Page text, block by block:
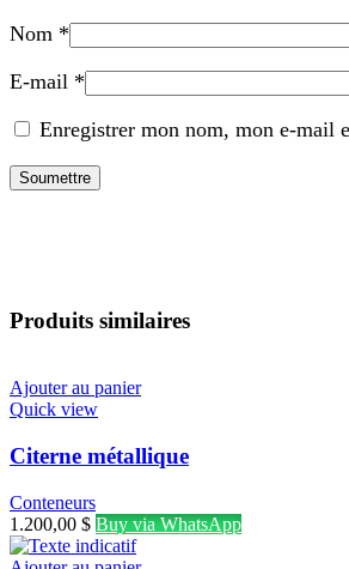
Nom *
E-mail *
Enregistrer mon nom, mon e-mail
Produits similaires
Ajouter au panier
Quick view
Citerne métallique
Conteneurs
1.200,00 $ Buy via WhatsApp